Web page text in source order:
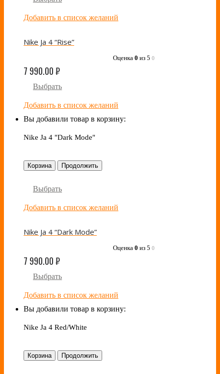
Добавить в список желаний
Nike Ja 4 “Rise”
Оценка 0 из 5 0
7 990.00₽
Выбрать
Добавить в список желаний
Вы добавили товар в корзину:
Nike Ja 4 "Dark Mode"
Корзина Продолжить
Выбрать
Добавить в список желаний
Nike Ja 4 “Dark Mode”
Оценка 0 из 5 0
7 990.00₽
Выбрать
Добавить в список желаний
Вы добавили товар в корзину:
Nike Ja 4 Red/White
Корзина Продолжить